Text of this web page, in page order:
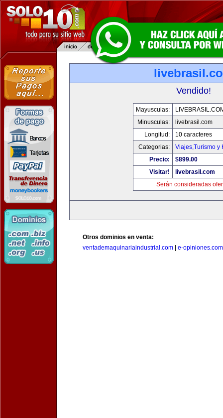
Vendido!
Mayusculas:
Minusculas:
livebrasil.com
Longitud:
10 caracteres
Categorias:
Viajes,Turismo y
Precio:
$899.00
Visitar!
livebrasil.com
Serán consideradas
Otros dominios en venta:
ventademaquinariaindustrial.com
e-opiniones.com